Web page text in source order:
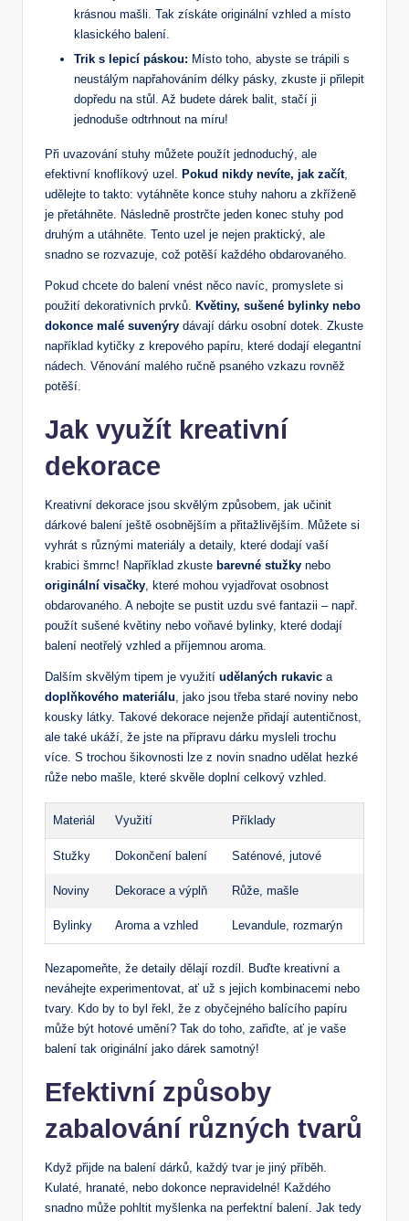
krásnou mašli. Tak získáte originální vzhled a místo
klasického balení.
Trik s lepicí páskou: Místo toho, abyste se trápili s
neustálým napřahováním délky pásky, zkuste ji přilepit
dopředu na stůl. Až budete dárek balit, stačí ji
jednoduše odtrhnout na míru!
Při uvazování stuhy můžete použít jednoduchý, ale
efektivní knoflíkový uzel.
Pokud nikdy nevíte, jak začít,
udělejte to takto: vytáhněte konce stuhy nahoru a zkříženě
je přetáhněte. Následně prostrčte jeden konec stuhy pod
druhým a utáhněte. Tento uzel je nejen praktický, ale
snadno se rozvazuje, což potěší každého obdarovaného.
Pokud chcete do balení vnést něco navíc, promyslete si
použití dekorativních prvků.
Květiny, sušené bylinky nebo
dokonce malé suvenýry dávají dárku osobní dotek. Zkuste
například kytičky z krepového papíru, které dodají elegantní
nádech. Věnování malého ručně psaného vzkazu rovněž
potěší.
Jak využít kreativní
dekorace
Kreativní dekorace jsou skvělým způsobem, jak učinit
dárkové balení ještě osobnějším a přitažlivějším. Můžete si
vyhrát s různými materiály a detaily, které dodají vaší
krabici šmrnc! Například zkuste barevné stužky nebo
originální visačky , které mohou vyjadřovat osobnost
obdarovaného. A nebojte se pustit uzdu své fantazii – např.
použít sušené květiny nebo voňavé bylinky, které dodají
balení neotřelý vzhled a příjemnou aroma.
Dalším skvělým tipem je využití udělaných rukavic a
doplňkového materiálu , jako jsou třeba staré noviny nebo
kousky látky. Takové dekorace nejenže přidají autentičnost,
ale také ukáží, že jste na přípravu dárku mysleli trochu
více. S trochou šikovnosti lze z novin snadno udělat hezké
růže nebo mašle, které skvěle doplní celkový vzhled.
Materiál Využití Příklady
Stužky Dokončení balení Saténové, jutové
Noviny Dekorace a výplň Růže, mašle
Bylinky Aroma a vzhled Levandule, rozmarýn
Nezapomeňte, že detaily dělají rozdíl. Buďte kreativní a
neváhejte experimentovat, ať už s jejich kombinacemi nebo
tvary. Kdo by to byl řekl, že z obyčejného balícího papíru
může být hotové umění? Tak do toho, zařiďte, ať je vaše
balení tak originální jako dárek samotný!
Efektivní způsoby
zabalování různých tvarů
Když přijde na balení dárků, každý tvar je jiný příběh.
Kulaté, hranaté, nebo dokonce nepravidelné! Každého
snadno může pohltit myšlenka na perfektní balení. Jak tedy